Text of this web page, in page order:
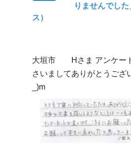
りませんでし
ス）
大垣市 Hさま アンケー
さいましてありがとうござ
_)m